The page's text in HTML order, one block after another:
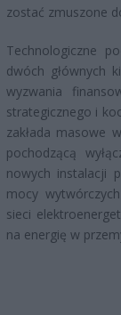
zostać zmuszone
Technologiczne
dwóch głównych
wyzwania
strategicznego i
zakłada masowe
pochodzącą
nowych instalacji
mocy
sieci
na energię w